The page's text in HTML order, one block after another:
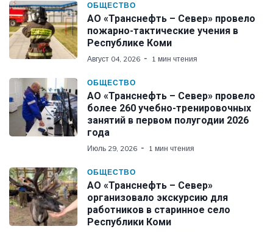
ОБЩЕСТВО
АО «Транснефть – Север» провело
пожарно-тактические учения в
Республике Коми
Август 04, 2026 1 мин чтения
ОБЩЕСТВО
АО «Транснефть – Север» провело
более 260 учебно-тренировочных
занятий в первом полугодии 2026
года
Июль 29, 2026 1 мин чтения
ОБЩЕСТВО
АО «Транснефть – Север»
организовало экскурсию для
работников в старинное село
Республики Коми